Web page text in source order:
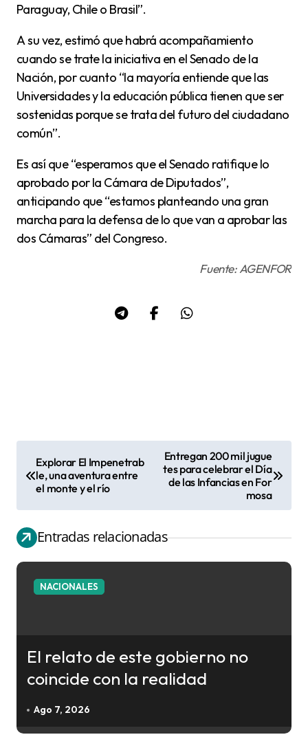
Paraguay, Chile o Brasil”.
A su vez, estimó que habrá acompañamiento
cuando se trate la iniciativa en el Senado de la
Nación, por cuanto “la mayoría entiende que las
Universidades y la educación pública tienen que ser
sostenidas porque se trata del futuro del ciudadano
común”.
Es así que “esperamos que el Senado ratifique lo
aprobado por la Cámara de Diputados”,
anticipando que “estamos planteando una gran
marcha para la defensa de lo que van a aprobar las
dos Cámaras” del Congreso.
Fuente: AGENFOR
v
e
g
a
n
Explorar El Impenetrab
le, una aventura entre
el monte y el río
Entregan 200 mil jugue
tes para celebrar el Día
de las Infancias en For
mosa
Entradas relacionadas
NACIONALES
El relato de este gobierno no
coincide con la realidad
Ago 7, 2026